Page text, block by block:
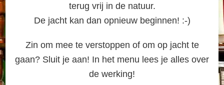
terug vrij in de natuur.
De jacht kan dan opnieuw beginnen! :-)
Zin om mee te verstoppen of om op jacht te
gaan? Sluit je aan! In het menu lees je alles over
de werking!